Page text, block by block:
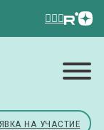
НА УЧАСТИЕ